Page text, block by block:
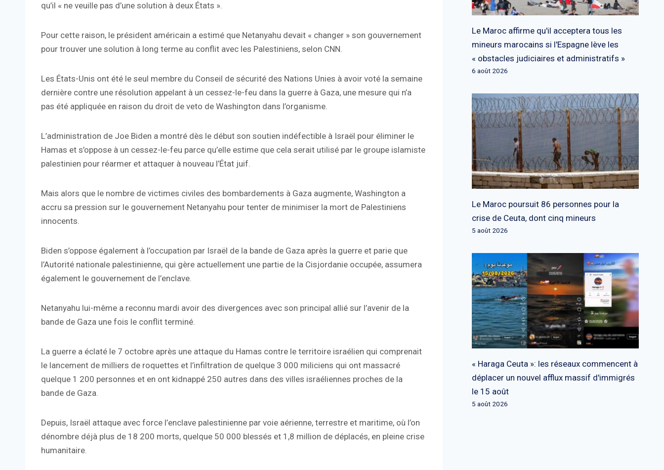
qu’il « ne veuille pas d’une solution à deux États ».
Pour cette raison, le président américain a estimé que Netanyahu devait « changer » son gouvernement
pour trouver une solution à long terme au conflit avec les Palestiniens, selon CNN.
Les États-Unis ont été le seul membre du Conseil de sécurité des Nations Unies à avoir voté la semaine
dernière contre une résolution appelant à un cessez-le-feu dans la guerre à Gaza, une mesure qui n’a
pas été appliquée en raison du droit de veto de Washington dans l’organisme.
L’administration de Joe Biden a montré dès le début son soutien indéfectible à Israël pour éliminer le
Hamas et s’oppose à un cessez-le-feu parce qu’elle estime que cela serait utilisé par le groupe islamiste
palestinien pour réarmer et attaquer à nouveau l’État juif.
Mais alors que le nombre de victimes civiles des bombardements à Gaza augmente, Washington a
accru sa pression sur le gouvernement Netanyahu pour tenter de minimiser la mort de Palestiniens
innocents.
Biden s’oppose également à l’occupation par Israël de la bande de Gaza après la guerre et parie que
l’Autorité nationale palestinienne, qui gère actuellement une partie de la Cisjordanie occupée, assumera
également le gouvernement de l’enclave.
Netanyahu lui-même a reconnu mardi avoir des divergences avec son principal allié sur l’avenir de la
bande de Gaza une fois le conflit terminé.
La guerre a éclaté le 7 octobre après une attaque du Hamas contre le territoire israélien qui comprenait
le lancement de milliers de roquettes et l’infiltration de quelque 3 000 miliciens qui ont massacré
quelque 1 200 personnes et en ont kidnappé 250 autres dans des villes israéliennes proches de la
bande de Gaza.
Depuis, Israël attaque avec force l’enclave palestinienne par voie aérienne, terrestre et maritime, où l’on
dénombre déjà plus de 18 200 morts, quelque 50 000 blessés et 1,8 million de déplacés, en pleine crise
humanitaire.
Le Maroc affirme qu'il acceptera tous les
mineurs marocains si l'Espagne lève les
« obstacles judiciaires et administratifs »
6 août 2026
Le Maroc poursuit 86 personnes pour la
crise de Ceuta, dont cinq mineurs
5 août 2026
« Haraga Ceuta »: les réseaux commencent à
déplacer un nouvel afflux massif d'immigrés
le 15 août
5 août 2026